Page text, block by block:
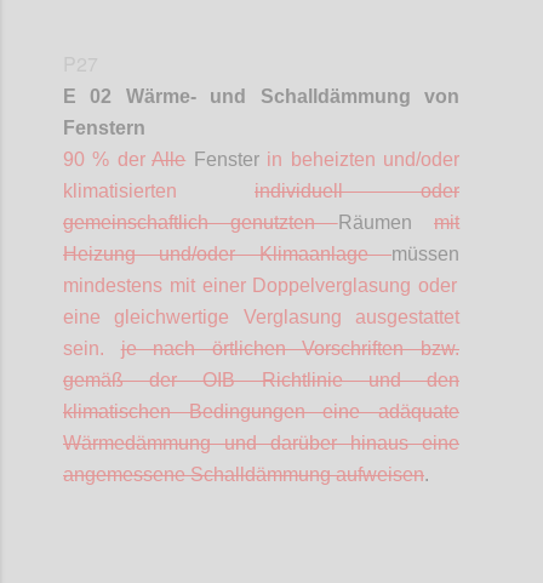
E 02 Wärme- und Schalldämmung von
Fenstern
90 % der Alle Fenster in beheizten und/oder
klimatisierten individuell oder
gemeinschaftlich genutztenRäumenmit
Heizung und/oder Klimaanlagemüssen
mindestens mit einer Doppelverglasung oder
eine gleichwertige Verglasung ausgestattet
sein.je nach örtlichen Vorschriften bzw.
gemäß der OIB Richtlinie und den
klimatischen Bedingungen eine adäquate
Wärmedämmung und darüber hinaus eine
angemessene Schalldämmung aufweisen.